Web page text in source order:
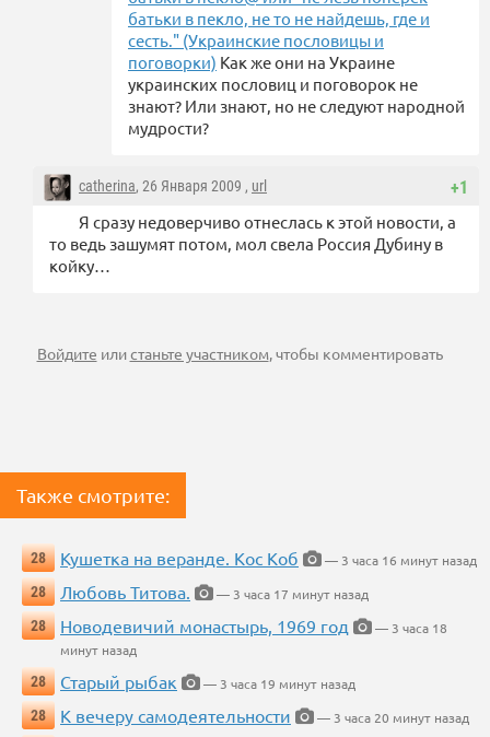
батьки в пекло, не то не найдешь, где и
сесть." (Украинские пословицы и
поговорки) Как же они на Украине
украинских пословиц и поговорок не
знают? Или знают, но не следуют народной
мудрости?
+1
catherina, 26 Января 2009 , url
Я сразу недоверчиво отнеслась к этой новости, а
то ведь зашумят потом, мол свела Россия Дубину в
койку…
Войдите илистаньте участником, чтобы комментировать
Также смотрите:
28 Кушетка на веранде. Кос Коб
— 3 часа 16 минут назад
28
Любовь Титова.
— 3 часа 17 минут назад
28
Новодевичий монастырь, 1969 год
— 3 часа 18
минут назад
28
Старый рыбак
— 3 часа 19 минут назад
28
К вечеру самодеятельности
— 3 часа 20 минут назад